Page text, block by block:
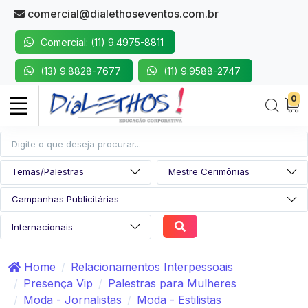
comercial@dialethoseventos.com.br
Comercial: (11) 9.4975-8811
(13) 9.8828-7677 (11) 9.9588-2747
0
Home
Relacionamentos Interpessoais
Presença Vip
Palestras para Mulheres
Moda - Jornalistas
Moda - Estilistas